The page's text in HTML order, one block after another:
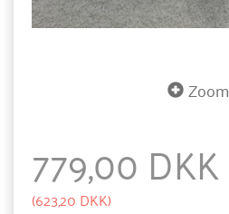
Zoom
779,00 DKK
(623,20 DKK)